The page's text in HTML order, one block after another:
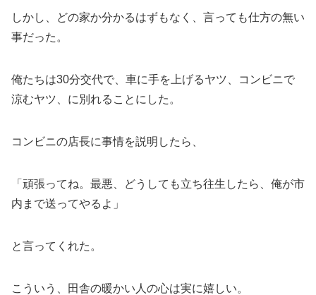
しかし、どの家か分かるはずもなく、言っても仕方の無い
事だった。
俺たちは30分交代で、車に手を上げるヤツ、コンビニで
涼むヤツ、に別れることにした。
コンビニの店長に事情を説明したら、
「頑張ってね。最悪、どうしても立ち往生したら、俺が市
内まで送ってやるよ」
と言ってくれた。
こういう、田舎の暖かい人の心は実に嬉しい。